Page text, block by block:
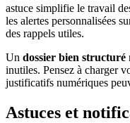
astuce simplifie le travail
les alertes personnalisées
des rappels utiles.
Un dossier bien structuré
inutiles. Pensez à charger
justificatifs numériques
Astuces et